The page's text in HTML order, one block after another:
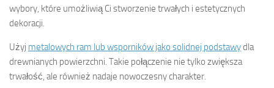
wybory, które umożliwią Ci stworzenie trwałych i estetycznych
dekoracji.
Użyj metalowych ram lub wsporników jako solidnej podstawydla
drewnianych powierzchni. Takie połączenie nie tylko zwiększa
trwałość, ale również nadaje nowoczesny charakter.